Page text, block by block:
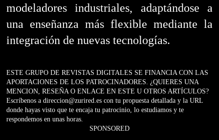
modeladores industriales, adaptándose a
una enseñanza más flexible mediante la
integración de nuevas tecnologías.
ESTE GRUPO DE REVISTAS DIGITALES SE FINANCIA CON LAS
APORTACIONES DE LOS PATROCINADORES. ¿QUIERES UNA
MENCION, RESEÑA O ENLACE EN ESTE U OTROS ARTÍCULOS?
Escríbenos a direccion@zurired.es con tu propuesta detallada y la URL
donde hayas visto que te encaja tu patrocinio, lo estudiamos y te
respondemos en unas horas.
SPONSORED